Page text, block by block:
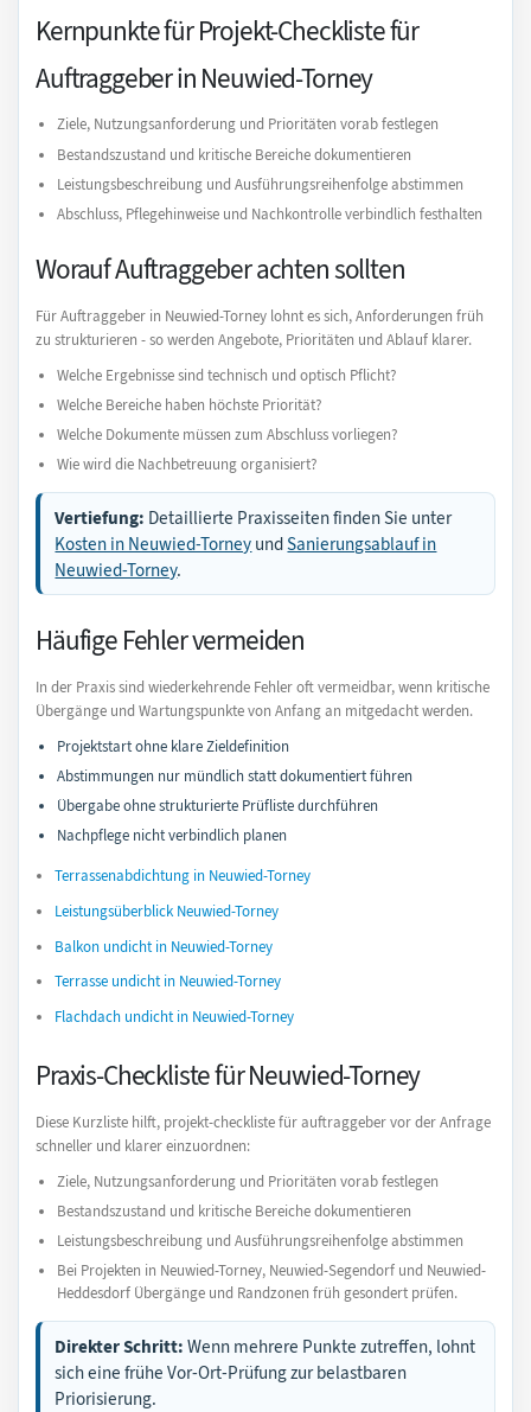
Kernpunkte für Projekt-Checkliste für
Auftraggeber in Neuwied-Torney
Ziele, Nutzungsanforderung und Prioritäten vorab festlegen
Bestandszustand und kritische Bereiche dokumentieren
Leistungsbeschreibung und Ausführungsreihenfolge abstimmen
Abschluss, Pflegehinweise und Nachkontrolle verbindlich festhalten
Worauf Auftraggeber achten sollten
Für Auftraggeber in Neuwied-Torney lohnt es sich, Anforderungen früh
zu strukturieren - so werden Angebote, Prioritäten und Ablauf klarer.
Welche Ergebnisse sind technisch und optisch Pflicht?
Welche Bereiche haben höchste Priorität?
Welche Dokumente müssen zum Abschluss vorliegen?
Wie wird die Nachbetreuung organisiert?
Vertiefung: Detaillierte Praxisseiten finden Sie unter
Kosten in Neuwied-Torney undSanierungsablauf in
Neuwied-Torney.
Häufige Fehler vermeiden
In der Praxis sind wiederkehrende Fehler oft vermeidbar, wenn kritische
Übergänge und Wartungspunkte von Anfang an mitgedacht werden.
Projektstart ohne klare Zieldefinition
Abstimmungen nur mündlich statt dokumentiert führen
Übergabe ohne strukturierte Prüfliste durchführen
Nachpflege nicht verbindlich planen
Terrassenabdichtung in Neuwied-Torney
Leistungsüberblick Neuwied-Torney
Balkon undicht in Neuwied-Torney
Terrasse undicht in Neuwied-Torney
Flachdach undicht in Neuwied-Torney
Praxis-Checkliste für Neuwied-Torney
Diese Kurzliste hilft, projekt-checkliste für auftraggeber vor der Anfrage
schneller und klarer einzuordnen:
Ziele, Nutzungsanforderung und Prioritäten vorab festlegen
Bestandszustand und kritische Bereiche dokumentieren
Leistungsbeschreibung und Ausführungsreihenfolge abstimmen
Bei Projekten in Neuwied-Torney, Neuwied-Segendorf und Neuwied-
Heddesdorf Übergänge und Randzonen früh gesondert prüfen.
Direkter Schritt: Wenn mehrere Punkte zutreffen, lohnt
sich eine frühe Vor-Ort-Prüfung zur belastbaren
Priorisierung.